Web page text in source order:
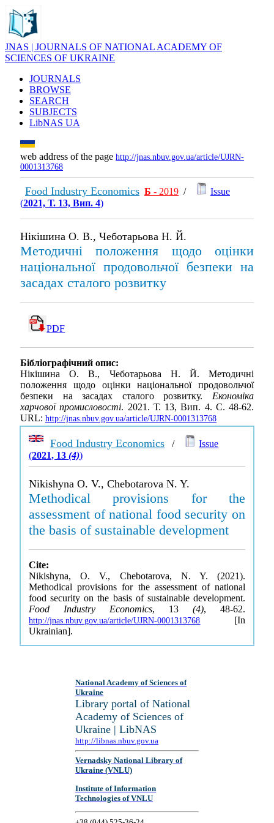
JNAS | JOURNALS OF NATIONAL ACADEMY OF
SCIENCES OF UKRAINE
JOURNALS
BROWSE
SEARCH
SUBJECTS
LibNAS UA
web address of the page http://jnas.nbuv.gov.ua/article/UJRN-
0001313768
Food Industry Economics Б - 2019 /
Issue
(2021, Т. 13, Вип. 4)
Нікішина О. В., Чеботарьова Н. Й.
Методичні положення щодо оцінки
національної продовольчої безпеки на
засадах сталого розвитку
PDF
Бібліографічний опис:
Нікішина О. В., Чеботарьова Н. Й. Методичні
положення щодо оцінки національної продовольчої
безпеки на засадах сталого розвитку. Економіка
харчової промисловості. 2021. Т. 13, Вип. 4. С. 48-62.
URL: http://jnas.nbuv.gov.ua/article/UJRN-0001313768
Food Industry Economics /
Issue
(2021, 13(4))
Nikishyna O. V., Chebotarova N. Y.
Methodical provisions for the
assessment of national food security on
the basis of sustainable development
Cite:
Nikishyna, O. V., Chebotarova, N. Y. (2021).
Methodical provisions for the assessment of national
food security on the basis of sustainable development.
Food Industry Economics, 13 (4), 48-62.
http://jnas.nbuv.gov.ua/article/UJRN-0001313768 [In
Ukrainian].
National Academy of Sciences of
Ukraine
Library portal of National
Academy of Sciences of
Ukraine | LibNAS
http://libnas.nbuv.gov.ua
Vernadsky National Library of
Ukraine (VNLU)
Institute of Information
Technologies of VNLU